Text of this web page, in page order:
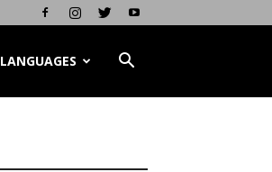
LANGUAGES